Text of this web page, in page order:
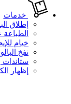
خدمات
إطلاق
الطباعة
خيام
نفخ
ستاندات
إظهار